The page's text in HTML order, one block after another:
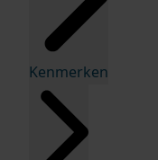
Kenmerken